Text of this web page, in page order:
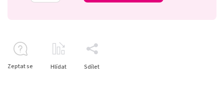
Zeptat se Hlídat Sdílet